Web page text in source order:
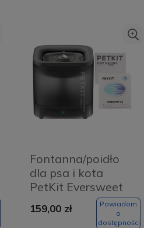
Fontanna/poidło
dla psa i kota
PetKit Eversweet
SOLO SE (ciemny
szary)
159,00 zł
Powiadom
o
dostępności